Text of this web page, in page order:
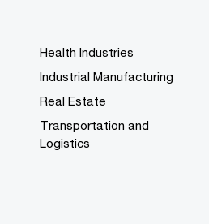
Health Industries
Industrial Manufacturing
Real Estate
Transportation and
Logistics